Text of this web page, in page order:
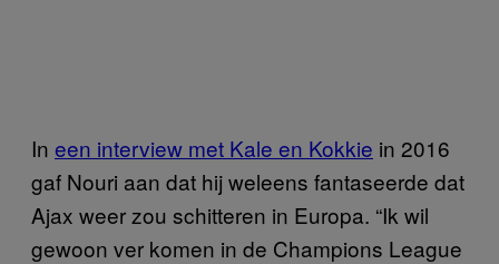
In een interview met Kale en Kokkie in 2016
gaf Nouri aan dat hij weleens fantaseerde dat
Ajax weer zou schitteren in Europa. “Ik wil
gewoon ver komen in de Champions League